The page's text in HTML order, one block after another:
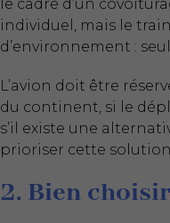
le cadre d’un
individuel, mais le
d’environnement :
L’avion doit être
du continent, si le
s’il existe une
prioriser cette
2. Bien